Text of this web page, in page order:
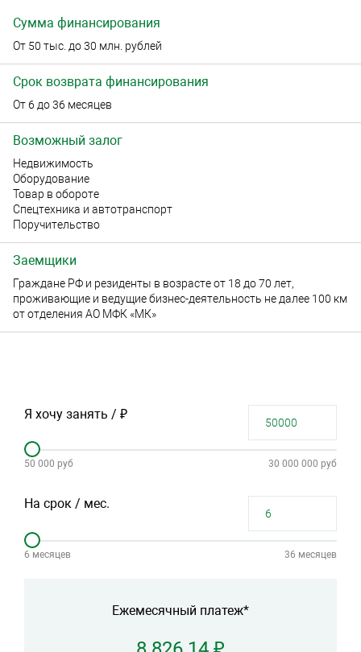
Сумма финансирования
От 50 тыс. до 30 млн. рублей
Срок возврата финансирования
От 6 до 36 месяцев
Возможный залог
Недвижимость
Оборудование
Товар в обороте
Спецтехника и автотранспорт
Поручительство
Заемщики
Граждане РФ и резиденты в возрасте от 18 до 70 лет,
проживающие и ведущие бизнес-деятельность не далее 100 км
от отделения АО МФК «МК»
Я хочу занять / ₽
50 000 руб 30 000 000 руб
На срок / мес.
6 месяцев 36 месяцев
Ежемесячный платеж*